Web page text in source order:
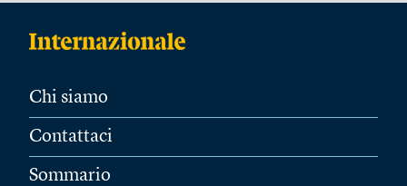
Chi siamo
Contattaci
Sommario